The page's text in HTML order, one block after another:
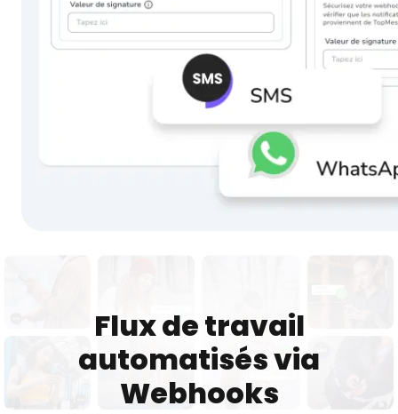
Flux de travail
automatisés via
Webhooks